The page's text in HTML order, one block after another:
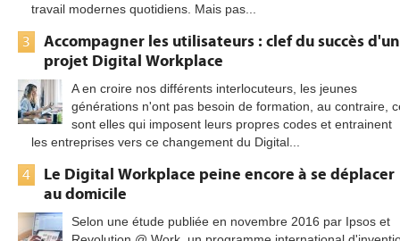
travail modernes quotidiens. Mais pas...
3
Accompagner les utilisateurs : clef du succès d'un
projet Digital Workplace
A en croire nos différents interlocuteurs, les jeunes
générations n'ont pas besoin de formation, au contraire,
sont elles qui imposent leurs propres codes et entrainent
les entreprises vers ce changement du Digital...
4
Le Digital Workplace peine encore à se déplacer
au domicile
Selon une étude publiée en novembre 2016 par Ipsos et